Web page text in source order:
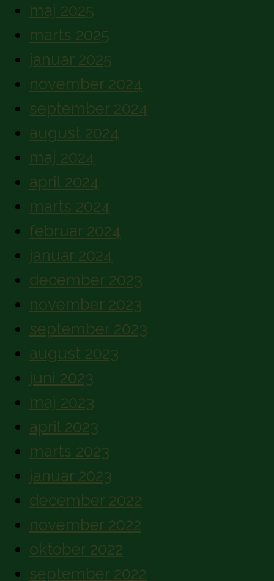
maj 2025
marts 2025
januar 2025
november 2024
september 2024
august 2024
maj 2024
april 2024
marts 2024
februar 2024
januar 2024
december 2023
november 2023
september 2023
august 2023
juni 2023
maj 2023
april 2023
marts 2023
januar 2023
december 2022
november 2022
oktober 2022
september 2022